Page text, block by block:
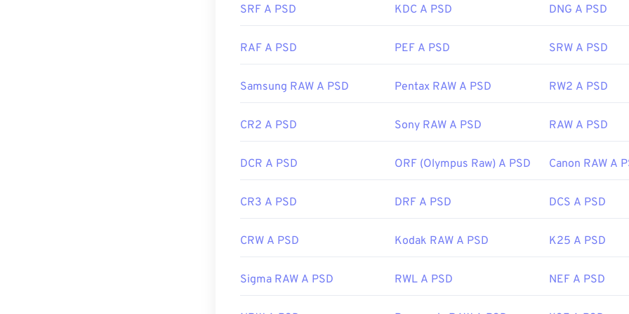
Link utili: https://en.wikipedia.org/wiki/Comic_book_archive
compressione con perdita di dati, o in PNG
una compressione
Data di rilascio iniziale:
Link utili:
SRF A PSD KDC A PSD DNG A PSD
RAF A PSD PEF A PSD SRW A PSD
Samsung RAW A PSD Pentax RAW A PSD RW2 A PSD
CR2 A PSD Sony RAW A PSD RAW A PSD
DCR A PSD ORF (Olympus Raw) A PSD Canon RAW A
CR3 A PSD DRF A PSD DCS A PSD
CRW A PSD Kodak RAW A PSD K25 A PSD
Sigma RAW A PSD RWL A PSD NEF A PSD